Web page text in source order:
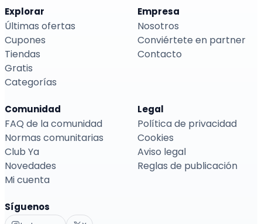
Explorar
Últimas ofertas
Cupones
Tiendas
Gratis
Categorías
Empresa
Nosotros
Conviértete en partner
Contacto
Comunidad
FAQ de la comunidad
Normas comunitarias
Club Ya
Novedades
Mi cuenta
Legal
Política de privacidad
Cookies
Aviso legal
Reglas de publicación
Síguenos